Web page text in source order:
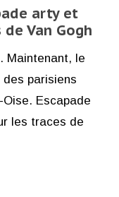
arty et
Van Gogh
Maintenant, le
parisiens
Oise. Escapade
les traces de